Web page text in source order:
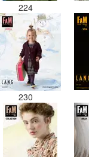
224
230